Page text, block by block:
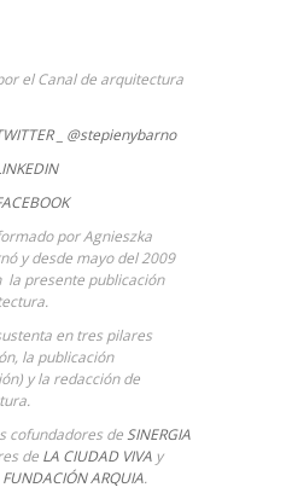
el Canal de arquitectura
_ @stepienybarno
por Agnieszka
y desde mayo del 2009
la presente publicación
en tres pilares
la publicación
y la redacción de
cofundadores deSINERGIA
de LA CIUDAD VIVA y
FUNDACIÓN ARQUIA.